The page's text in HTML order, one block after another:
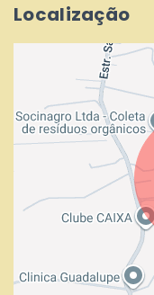
Localização